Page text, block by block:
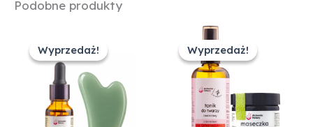
Podobne produkty
Wyprzedaż!
Wyprzedaż!
cena
wynosiła:
94,00 zł.
wynosi:
Wyprzedaż!
Wyprzedaż!
Pierwotna
cena
wynosiła:
86,00 zł.
wynosi: